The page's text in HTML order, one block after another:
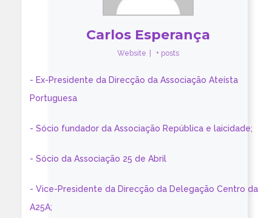
Carlos Esperança
Website + posts
- Ex-Presidente da Direcção da Associação Ateísta
Portuguesa
- Sócio fundador da Associação República e laicidade;
- Sócio da Associação 25 de Abril
- Vice-Presidente da Direcção da Delegação Centro da
A25A;